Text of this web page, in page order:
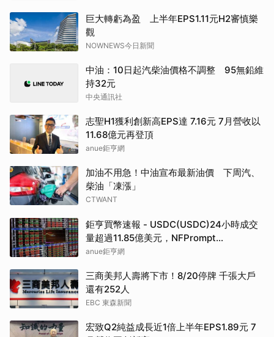
巨大轉虧為盈 上半年EPS1.11元H2審慎樂
觀
NOWNEWS今日新聞
中油：10日起汽柴油價格不調整 95無鉛維
持32元
中央通訊社
志聖H1獲利創新高EPS達 7.16元 7月營收以
11.68億元再登頂
anue鉅亨網
加油不用急！中油宣布最新油價 下周汽、
柴油「凍漲」
CTWANT
鉅亨買幣速報 - USDC(USDC)24小時成交
量超過11.85億美元，NFPrompt
Token(NFP)24小時漲幅達66.2%
anue鉅亨網
三商美邦人壽將下市！8/20停牌 千張大戶
還有252人
EBC 東森新聞
宏致Q2純益成長近1倍上半年EPS1.89元 7